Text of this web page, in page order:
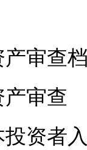
产审查
产审查
投资者